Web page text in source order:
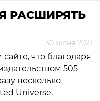
РАСШИРЯТЬ
30 июня 2021
что благодаря
505
несколько
Universe.